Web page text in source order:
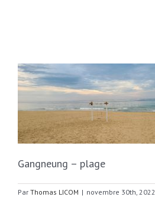
Gangneung – plage
Par Thomas LICOM | novembre 30th, 2022